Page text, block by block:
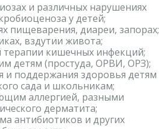
и различных нарушениях
у детей;
пищеварения, диареи, запорах;
вздутии живота;
терапии кишечных инфекций;
детям (простуда, ОРВИ, ОРЗ);
и поддержания здоровья детям
сада и школьникам;
аллергией, разными
дерматита;
антибиотиков и других